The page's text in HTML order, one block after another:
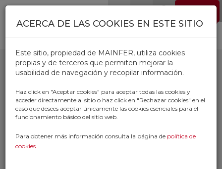
Pasar al contenido principal
BOMBAS INFLAR
Inicio
Productos
HERRAMIENTA NEUMATICA E
HIDRAULICA
ACERCA DE LAS COOKIES EN ESTE SITIO
Este sitio, propiedad de MAINFER, utiliza cookies
propias y de terceros que permiten mejorar la
usabilidad de navegación y recopilar información.
Haz click en "Aceptar cookies" para aceptar todas las cookies y
acceder directamente al sitio o haz click en "Rechazar cookies" en el
caso que desees aceptar únicamente las cookies esenciales para el
funcionamiento básico del sitio web.
Para obtener más información consulta la página de política de
cookies